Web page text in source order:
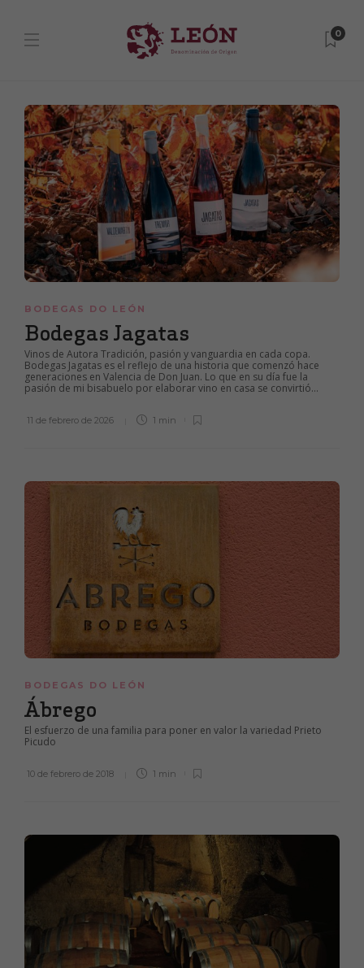
0
BODEGAS DO LEÓN
Bodegas Jagatas
Vinos de Autora Tradición, pasión y vanguardia en cada copa.
Bodegas Jagatas es el reflejo de una historia que comenzó hace
generaciones en Valencia de Don Juan. Lo que en su día fue la
pasión de mi bisabuelo por elaborar vino en casa se convirtió...
11 de febrero de 2026 1 min
BODEGAS DO LEÓN
Ábrego
El esfuerzo de una familia para poner en valor la variedad Prieto
Picudo
10 de febrero de 2018 1 min